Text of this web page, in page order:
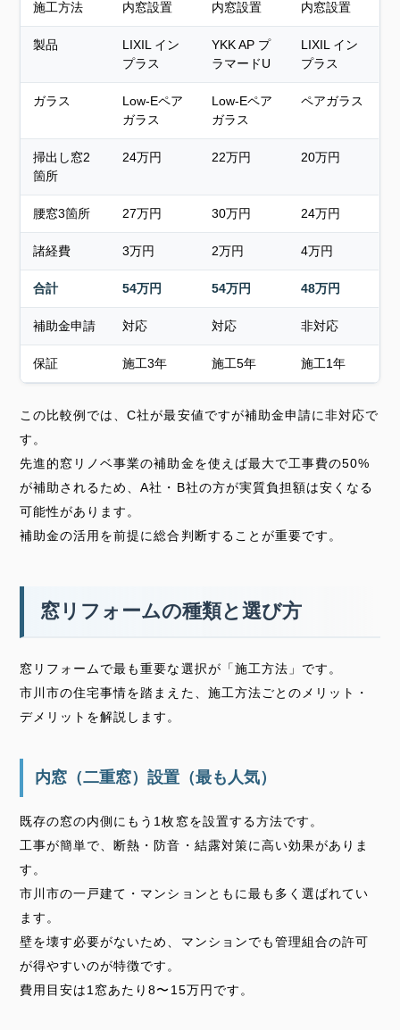
施工方法 内窓設置 内窓設置 内窓設置
製品
LIXIL イン
プラス
YKK AP プ
ラマードU
LIXIL イン
プラス
ガラス
Low-Eペア
ガラス
Low-Eペア
ガラス
ペアガラス
掃出し窓2
箇所
24万円 22万円 20万円
腰窓3箇所 27万円 30万円 24万円
諸経費 3万円 2万円 4万円
合計 54万円 54万円 48万円
補助金申請 対応 対応 非対応
保証 施工3年 施工5年 施工1年
この比較例では、C社が最安値ですが補助金申請に非対応で
す。
先進的窓リノベ事業の補助金を使えば最大で工事費の50%
が補助されるため、A社・B社の方が実質負担額は安くなる
可能性があります。
補助金の活用を前提に総合判断することが重要です。
窓リフォームの種類と選び方
窓リフォームで最も重要な選択が「施工方法」です。
市川市の住宅事情を踏まえた、施工方法ごとのメリット・
デメリットを解説します。
内窓（二重窓）設置（最も人気）
既存の窓の内側にもう1枚窓を設置する方法です。
工事が簡単で、断熱・防音・結露対策に高い効果がありま
す。
市川市の一戸建て・マンションともに最も多く選ばれてい
ます。
壁を壊す必要がないため、マンションでも管理組合の許可
が得やすいのが特徴です。
費用目安は1窓あたり8〜15万円です。